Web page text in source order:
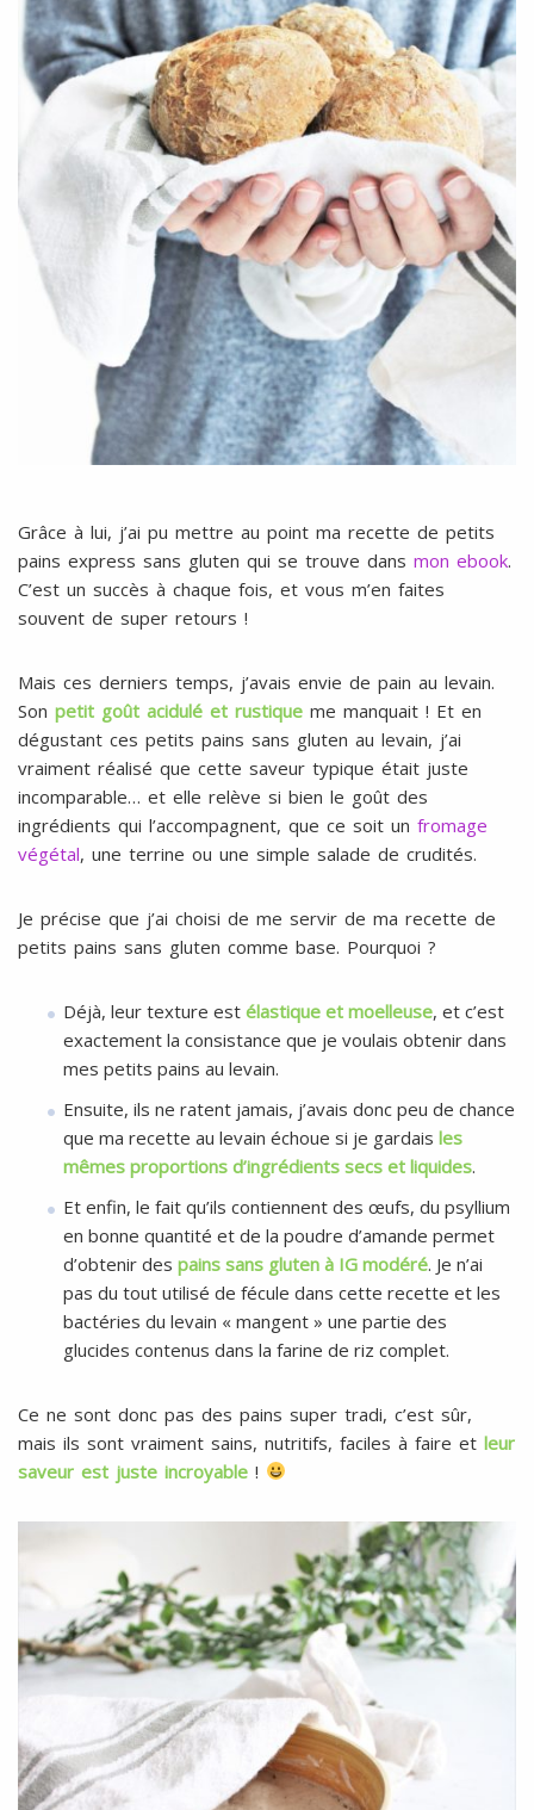
Grâce à lui, j’ai pu mettre au point ma recette de petits
pains express sans gluten qui se trouve dans mon ebook.
C’est un succès à chaque fois, et vous m’en faites
souvent de super retours !
Mais ces derniers temps, j’avais envie de pain au levain.
Son petit goût acidulé et rustique me manquait ! Et en
dégustant ces petits pains sans gluten au levain, j’ai
vraiment réalisé que cette saveur typique était juste
incomparable… et elle relève si bien le goût des
ingrédients qui l’accompagnent, que ce soit un fromage
végétal, une terrine ou une simple salade de crudités.
Je précise que j’ai choisi de me servir de ma recette de
petits pains sans gluten comme base. Pourquoi ?
Déjà, leur texture est élastique et moelleuse, et c’est
exactement la consistance que je voulais obtenir dans
mes petits pains au levain.
Ensuite, ils ne ratent jamais, j’avais donc peu de chance
que ma recette au levain échoue si je gardais les
mêmes proportions d’ingrédients secs et liquides.
Et enfin, le fait qu’ils contiennent des œufs, du psyllium
en bonne quantité et de la poudre d’amande permet
d’obtenir des pains sans gluten à IG modéré. Je n’ai
pas du tout utilisé de fécule dans cette recette et les
bactéries du levain « mangent » une partie des
glucides contenus dans la farine de riz complet.
Ce ne sont donc pas des pains super tradi, c’est sûr,
mais ils sont vraiment sains, nutritifs, faciles à faire et leur
saveur est juste incroyable !